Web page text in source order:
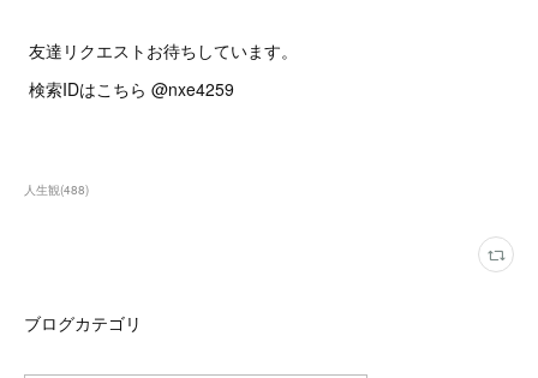
友達リクエストお待ちしています。
検索IDはこちら @nxe4259
人生観(488)
ブログカテゴリ